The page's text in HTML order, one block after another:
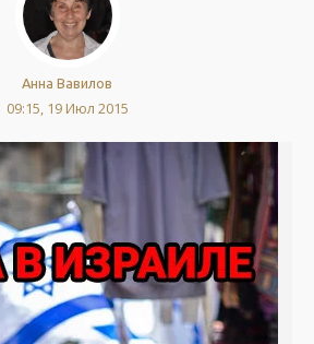
Анна Вавилов
09:15, 19 Июл 2015